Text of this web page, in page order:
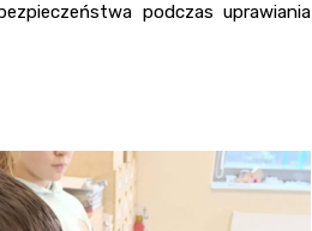
podczas uprawiania